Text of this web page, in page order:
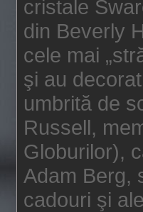
cristale
din Beverly
cele mai
şi au
umbrită de
Russell,
Globurilor),
Adam Berg,
cadouri şi